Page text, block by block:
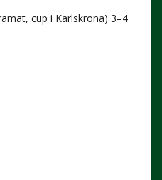
cup i Karlskrona) 3–4